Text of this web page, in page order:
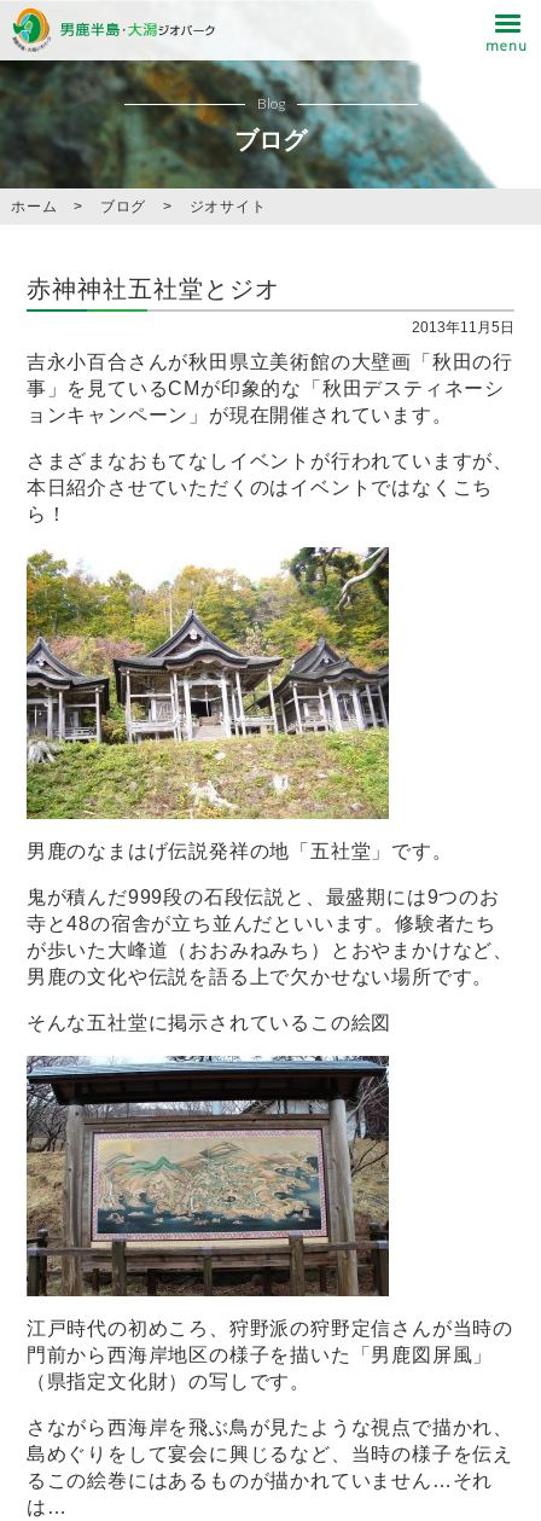
Blog
ブログ
ホーム > ブログ > ジオサイト
赤神神社五社堂とジオ
2013年11月5日
吉永小百合さんが秋田県立美術館の大壁画「秋田の行
事」を見ているCMが印象的な「秋田デスティネーシ
ョンキャンペーン」が現在開催されています。
さまざまなおもてなしイベントが行われていますが、
本日紹介させていただくのはイベントではなくこち
ら！
男鹿のなまはげ伝説発祥の地「五社堂」です。
鬼が積んだ999段の石段伝説と、最盛期には9つのお
寺と48の宿舎が立ち並んだといいます。修験者たち
が歩いた大峰道（おおみねみち）とおやまかけなど、
男鹿の文化や伝説を語る上で欠かせない場所です。
そんな五社堂に掲示されているこの絵図
江戸時代の初めころ、狩野派の狩野定信さんが当時の
門前から西海岸地区の様子を描いた「男鹿図屏風」
（県指定文化財）の写しです。
さながら西海岸を飛ぶ鳥が見たような視点で描かれ、
島めぐりをして宴会に興じるなど、当時の様子を伝え
るこの絵巻にはあるものが描かれていません…それ
は…